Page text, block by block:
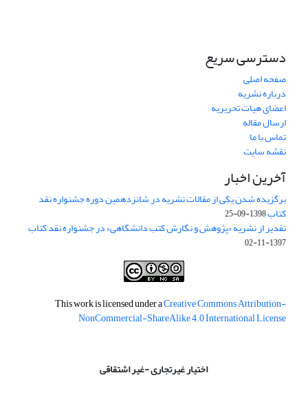
دسترسی سریع
صفحه اصلی
درباره نشریه
اعضای هیات تحریریه
ارسال مقاله
تماس با ما
نقشه سایت
آخرین اخبار
برگزیده شدن یکی از مقالات نشریه در شانزدهمین دوره جشنواره نقد
کتاب1398-09-25
تقدیر از نشریه «پژوهش و نگارش کتب دانشگاهی» در جشنواره نقد کتاب
1397-11-02
This work is licensed under aCreative Commons Attribution-
NonCommercial-ShareAlike 4.0 International License
اختیار غیرتجاری -غیر اشتقاقی